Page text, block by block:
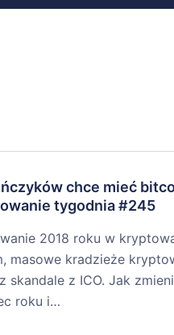
chce mieć
tygodnia #245
2018 roku w
masowe kradzieże
skandale z ICO. Jak
roku i…